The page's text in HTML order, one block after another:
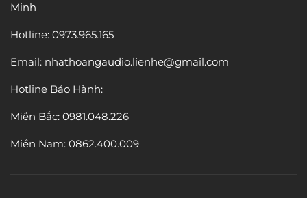
Minh
Hotline: 0973.965.165
Email: nhathoangaudio.lienhe@gmail.com
Hotline Bảo Hành:
Miền Bắc: 0981.048.226
Miền Nam: 0862.400.009